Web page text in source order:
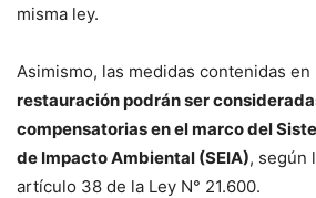
misma ley.
Asimismo, las medidas contenidas en
restauración podrán ser
compensatorias en el marco del
de Impacto Ambiental (SEIA), según
artículo 38 de la Ley N° 21.600.